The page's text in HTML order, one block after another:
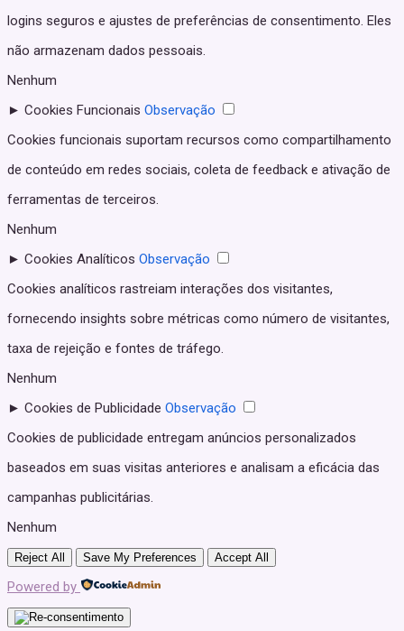
logins seguros e ajustes de preferências de consentimento. Eles
não armazenam dados pessoais.
Nenhum
► Cookies Funcionais Observação
Cookies funcionais suportam recursos como compartilhamento
de conteúdo em redes sociais, coleta de feedback e ativação de
ferramentas de terceiros.
Nenhum
► Cookies Analíticos Observação
Cookies analíticos rastreiam interações dos visitantes,
fornecendo insights sobre métricas como número de visitantes,
taxa de rejeição e fontes de tráfego.
Nenhum
► Cookies de Publicidade Observação
Cookies de publicidade entregam anúncios personalizados
baseados em suas visitas anteriores e analisam a eficácia das
campanhas publicitárias.
Nenhum
Reject All Save My Preferences Accept All
Powered by